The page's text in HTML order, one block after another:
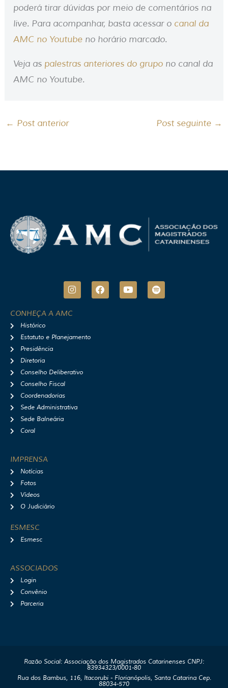
poderá tirar dúvidas por meio de comentários na
live. Para acompanhar, basta acessar o canal da
AMC no Youtube no horário marcado.
Veja as palestras anteriores do grupo no canal da
AMC no Youtube.
← Post anterior Post seguinte →
I
n
s
t
a
r
F
a
c
Y
o
u
S
p
o
CONHEÇA A AMC
Histórico
Estatuto e Planejamento
Presidência
Diretoria
Conselho Deliberativo
Conselho Fiscal
Coordenadorias
Sede Administrativa
Sede Balneária
Coral
IMPRENSA
Notícias
Fotos
Vídeos
O Judiciário
ESMESC
Esmesc
ASSOCIADOS
Login
Convênio
Parceria
Razão Social: Associação dos Magistrados Catarinenses CNPJ:
83934323/0001-80
Rua dos Bambus, 116, Itacorubi - Florianópolis, Santa Catarina Cep.
88034-570